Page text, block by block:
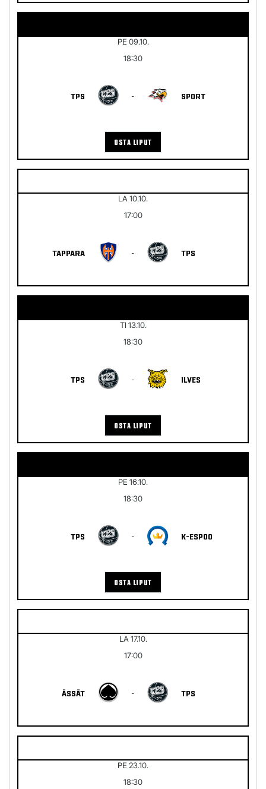
PE 09.10.
18:30
TPS - SPORT
OSTA LIPUT
LA 10.10.
17:00
TAPPARA - TPS
TI 13.10.
18:30
TPS - ILVES
OSTA LIPUT
PE 16.10.
18:30
TPS - K-ESPOO
OSTA LIPUT
LA 17.10.
17:00
ÄSSÄT - TPS
PE 23.10.
18:30